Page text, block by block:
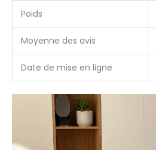
Poids
Moyenne des avis
Date de mise en ligne